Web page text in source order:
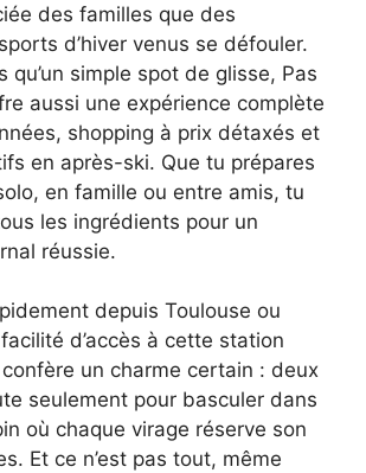
des familles que des
d’hiver venus se défouler.
qu’un simple spot de glisse, Pas
aussi une expérience complète
shopping à prix détaxés et
en après-ski. Que tu prépares
en famille ou entre amis, tu
les ingrédients pour un
réussie.
depuis Toulouse ou
d’accès à cette station
un charme certain : deux
seulement pour basculer dans
où chaque virage réserve son
Et ce n’est pas tout, même